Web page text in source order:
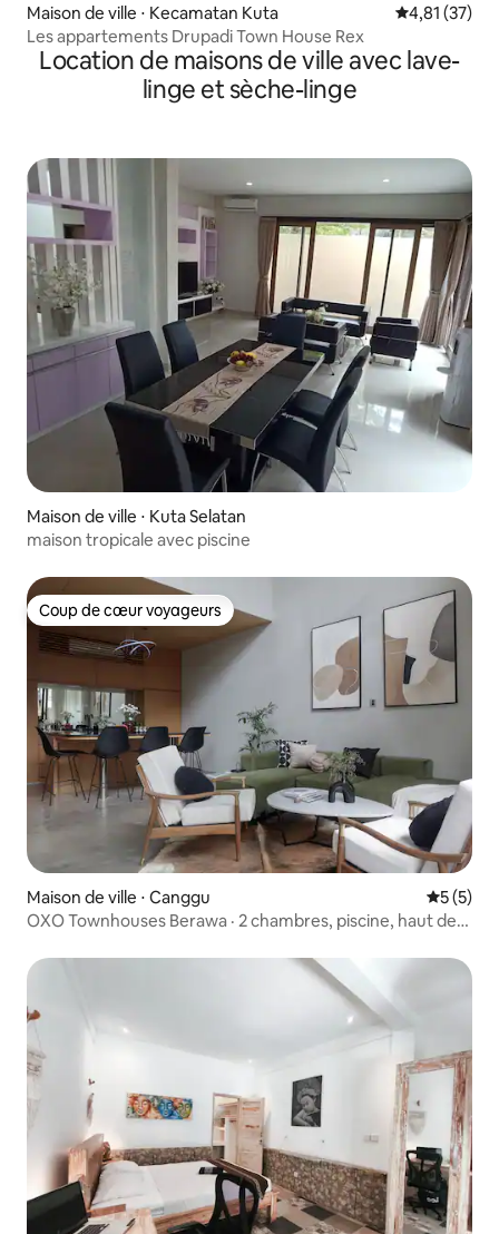
Maison de ville ⋅ Kecamatan Kuta Évaluation
4,81 (37)
Les appartements Drupadi Town House Rex
Location de maisons de ville avec lave-
linge et sèche-linge
Maison de ville ⋅ Kuta Selatan
maison tropicale avec piscine
Coup de cœur voyageurs
Coup de cœur voyageurs
Maison de ville ⋅ Canggu
5 (5)
OXO Townhouses Berawa · 2 chambres, piscine, haut de